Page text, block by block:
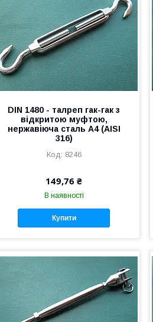
DIN 1480 - талреп гак-гак з
відкритою муфтою,
нержавіюча сталь А4 (AISI
316)
8246
149,76 ₴
В наявності
Купити